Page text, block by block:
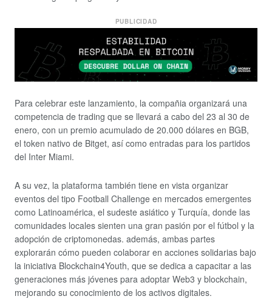
PUBLICIDAD
Para celebrar este lanzamiento, la compañia organizará una
competencia de trading que se llevará a cabo del 23 al 30 de
enero, con un premio acumulado de 20.000 dólares en BGB,
el token nativo de Bitget, así como entradas para los partidos
del Inter Miami.
A su vez, la plataforma también tiene en vista organizar
eventos del tipo Football Challenge en mercados emergentes
como Latinoamérica, el sudeste asiático y Turquía, donde las
comunidades locales sienten una gran pasión por el fútbol y la
adopción de criptomonedas. además, ambas partes
explorarán cómo pueden colaborar en acciones solidarias bajo
la iniciativa Blockchain4Youth, que se dedica a capacitar a las
generaciones más jóvenes para adoptar Web3 y blockchain,
mejorando su conocimiento de los activos digitales.